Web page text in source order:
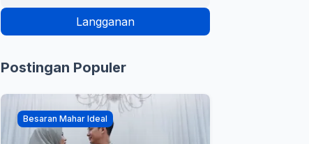
Postingan Populer
Besaran Mahar Ideal